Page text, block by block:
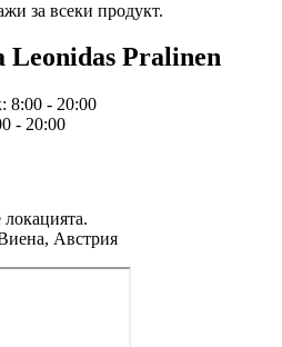
за всеки продукт.
Leonidas Pralinen
8:00 - 20:00
- 20:00
локацията.
Австрия